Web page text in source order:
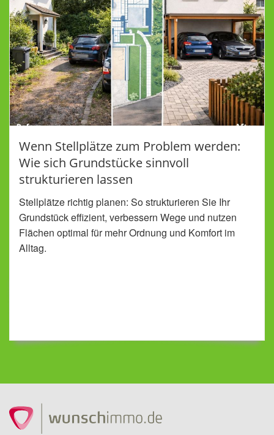
Wenn Stellplätze zum Problem werden:
Wie sich Grundstücke sinnvoll
strukturieren lassen
Stellplätze richtig planen: So strukturieren Sie Ihr
Grundstück effizient, verbessern Wege und nutzen
Flächen optimal für mehr Ordnung und Komfort im
Alltag.